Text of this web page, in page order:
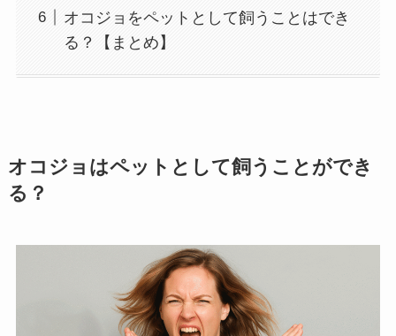
オコジョをペットとして飼うことはでき
る？【まとめ】
オコジョはペットとして飼うことができ
る？